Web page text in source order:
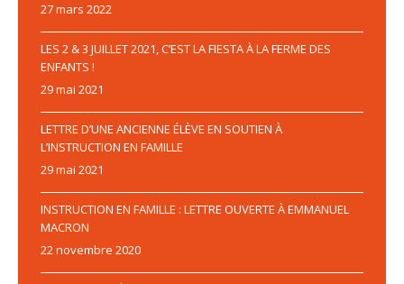
27 mars 2022
LES 2 & 3 JUILLET 2021, C’EST LA FIESTA À LA FERME DES
ENFANTS !
29 mai 2021
LETTRE D’UNE ANCIENNE ÉLÈVE EN SOUTIEN À
L’INSTRUCTION EN FAMILLE
29 mai 2021
INSTRUCTION EN FAMILLE : LETTRE OUVERTE À EMMANUEL
MACRON
22 novembre 2020